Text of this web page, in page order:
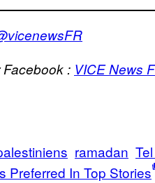
: VICE News
ramadan
Preferred In Top Stories